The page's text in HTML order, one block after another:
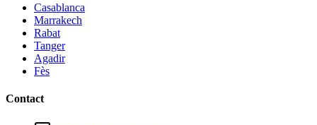
Casablanca
Marrakech
Rabat
Tanger
Agadir
Fès
Contact